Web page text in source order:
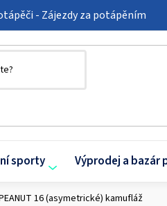
- Zájezdy za potápěním
sporty Výprodej a bazár
16 (asymetrické) kamufláž